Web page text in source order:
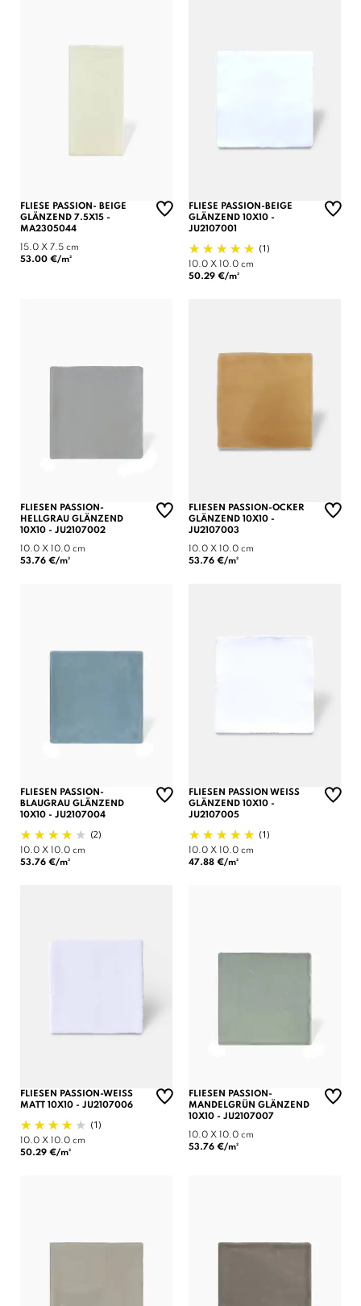
FLIESE PASSION- BEIGE
GLÄNZEND 7.5X15 -
MA2305044
15.0 X 7.5 cm
53.00 €/m²
FLIESE PASSION-BEIGE
GLÄNZEND 10X10 -
JU2107001
(1)
10.0 X 10.0 cm
50.29 €/m²
FLIESEN PASSION-
HELLGRAU GLÄNZEND
10X10 - JU2107002
10.0 X 10.0 cm
53.76 €/m²
FLIESEN PASSION-OCKER
GLÄNZEND 10X10 -
JU2107003
10.0 X 10.0 cm
53.76 €/m²
FLIESEN PASSION-
BLAUGRAU GLÄNZEND
10X10 - JU2107004
(2)
10.0 X 10.0 cm
53.76 €/m²
FLIESEN PASSION WEISS
GLÄNZEND 10X10 -
JU2107005
(1)
10.0 X 10.0 cm
47.88 €/m²
FLIESEN PASSION-WEISS
MATT 10X10 - JU2107006
(1)
10.0 X 10.0 cm
50.29 €/m²
FLIESEN PASSION-
MANDELGRÜN GLÄNZEND
10X10 - JU2107007
10.0 X 10.0 cm
53.76 €/m²